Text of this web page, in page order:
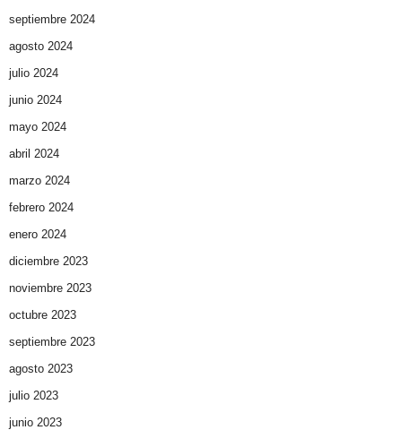
septiembre 2024
agosto 2024
julio 2024
junio 2024
mayo 2024
abril 2024
marzo 2024
febrero 2024
enero 2024
diciembre 2023
noviembre 2023
octubre 2023
septiembre 2023
agosto 2023
julio 2023
junio 2023